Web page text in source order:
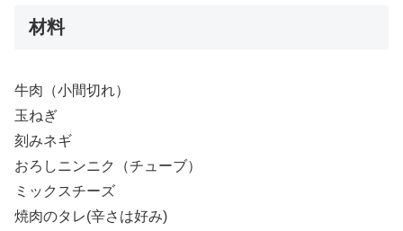
材料
牛肉（小間切れ）
玉ねぎ
刻みネギ
おろしニンニク（チューブ）
ミックスチーズ
焼肉のタレ(辛さは好み)